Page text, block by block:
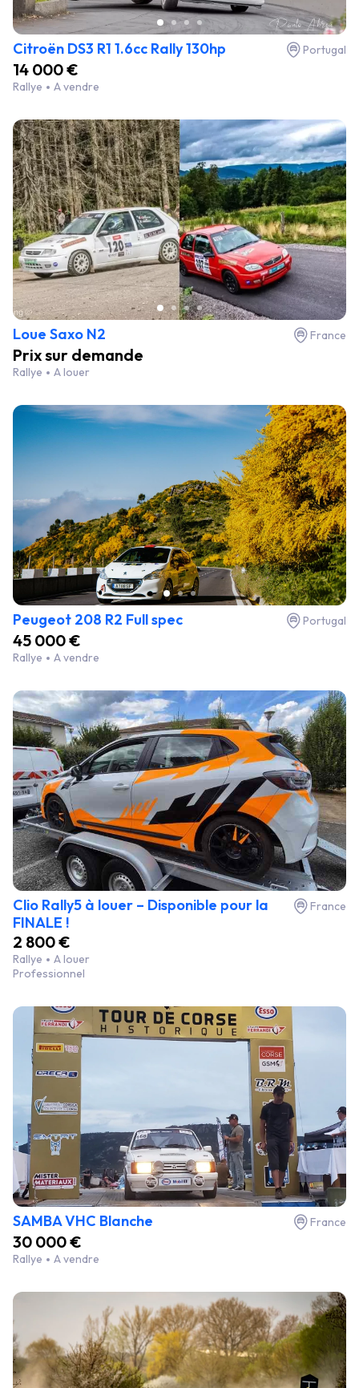
Citroën DS3 R1 1.6cc Rally 130hp Portugal
14 000 €
Rallye A vendre
Loue Saxo N2 France
Prix sur demande
Rallye A louer
Peugeot 208 R2 Full spec Portugal
45 000 €
Rallye A vendre
Clio Rally5 à louer – Disponible pour la
FINALE !
France
2 800 €
Rallye
A louer
Professionnel
SAMBA VHC Blanche France
30 000 €
Rallye A vendre